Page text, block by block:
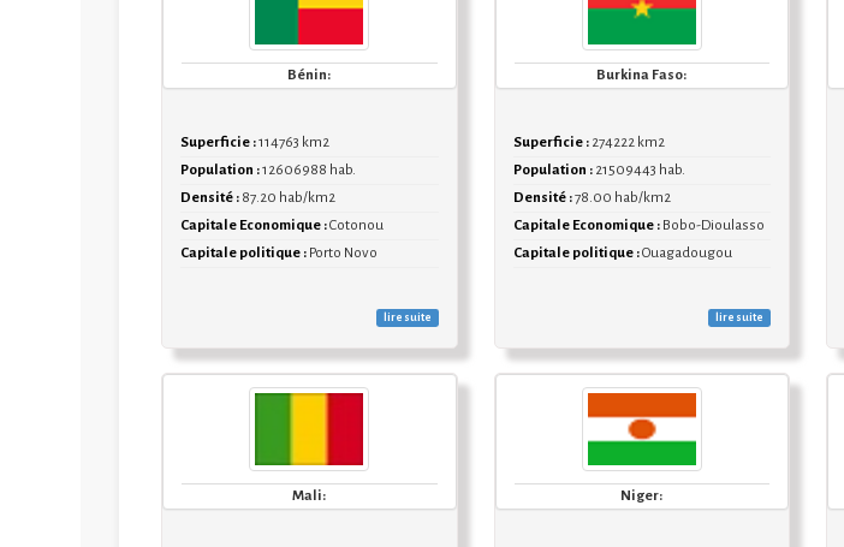
Bénin:
Superficie :114763 km2
Population :12606988 hab.
Densité : 87.20 hab/km2
Capitale Economique :Cotonou
Capitale politique : Porto Novo
lire suite
Burkina Faso:
Superficie :274222 km2
Population : 21509443 hab.
Densité :78.00 hab/km2
Capitale Economique : Bobo-Dioulasso
Capitale politique :Ouagadougou
lire suite
Mali: Niger: